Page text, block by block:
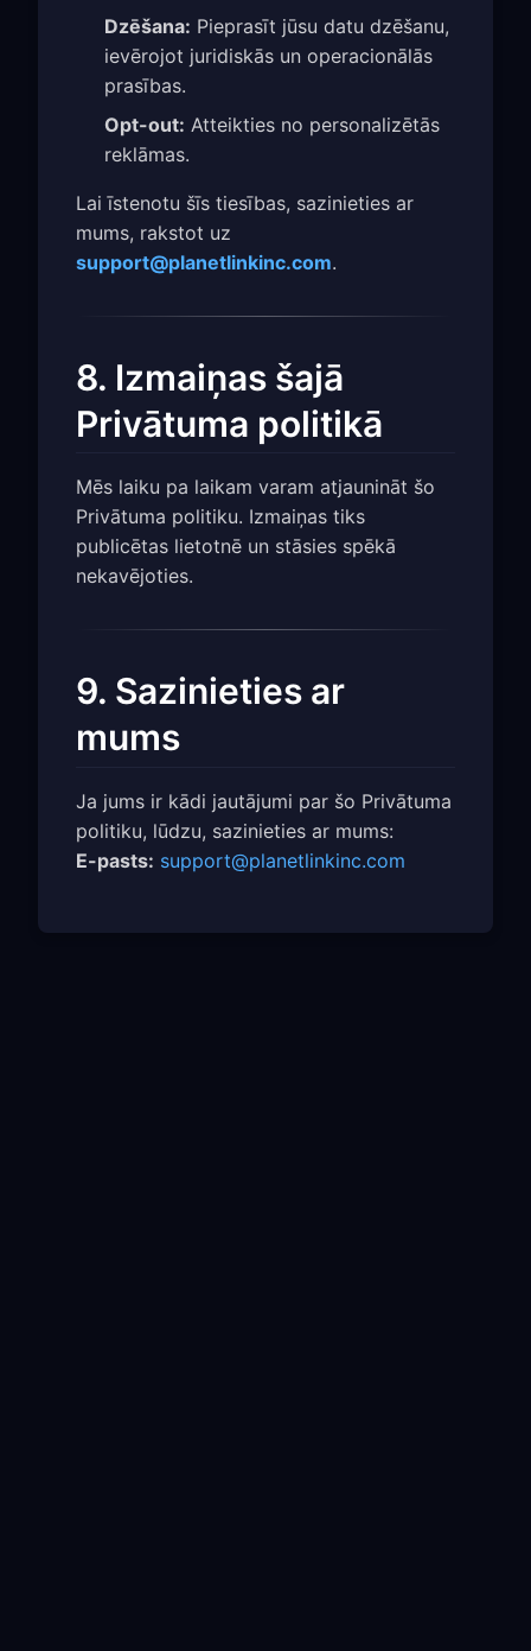
Dzēšana: Pieprasīt jūsu datu dzēšanu,
ievērojot juridiskās un operacionālās
prasības.
Opt-out: Atteikties no personalizētās
reklāmas.
Lai īstenotu šīs tiesības, sazinieties ar
mums, rakstot uz
support@planetlinkinc.com.
8. Izmaiņas šajā
Privātuma politikā
Mēs laiku pa laikam varam atjaunināt šo
Privātuma politiku. Izmaiņas tiks
publicētas lietotnē un stāsies spēkā
nekavējoties.
9. Sazinieties ar
mums
Ja jums ir kādi jautājumi par šo Privātuma
politiku, lūdzu, sazinieties ar mums:
E-pasts: support@planetlinkinc.com